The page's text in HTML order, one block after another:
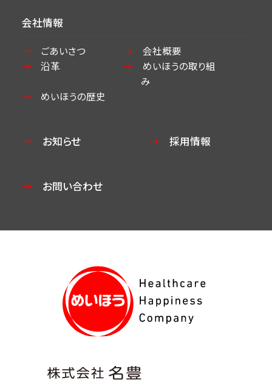
会社情報
ごあいさつ
会社概要
沿革
めいほうの取り組
み
めいほうの歴史
お知らせ 採用情報
お問い合わせ